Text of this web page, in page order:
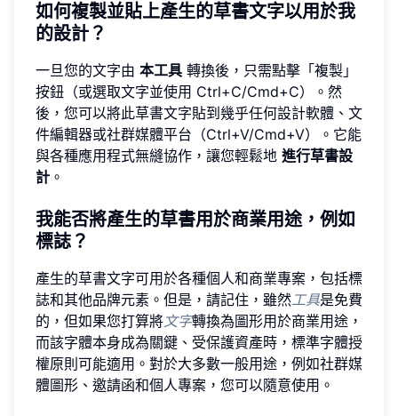
如何複製並貼上產生的草書文字以用於我
的設計？
一旦您的文字由 本工具 轉換後，只需點擊「複製」
按鈕（或選取文字並使用 Ctrl+C/Cmd+C）。然
後，您可以將此草書文字貼到幾乎任何設計軟體、文
件編輯器或社群媒體平台（Ctrl+V/Cmd+V）。它能
與各種應用程式無縫協作，讓您輕鬆地 進行草書設
計 。
我能否將產生的草書用於商業用途，例如
標誌？
產生的草書文字可用於各種個人和商業專案，包括標
誌和其他品牌元素。但是，請記住，雖然工具是免費
的，但如果您打算將文字轉換為圖形用於商業用途，
而該字體本身成為關鍵、受保護資產時，標準字體授
權原則可能適用。對於大多數一般用途，例如社群媒
體圖形、邀請函和個人專案，您可以隨意使用。